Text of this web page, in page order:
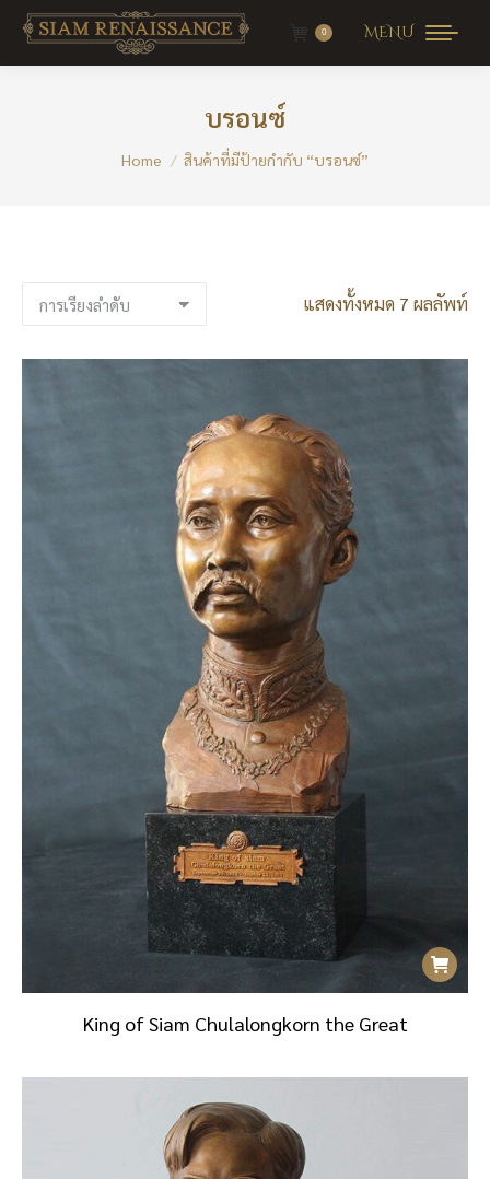
MENU
0
บรอนซ์
You are here:
Home สินค้าที่มีป้ายกำกับ “บรอนซ์”
แสดงทั้งหมด 7 ผลลัพท์
King of Siam Chulalongkorn the Great